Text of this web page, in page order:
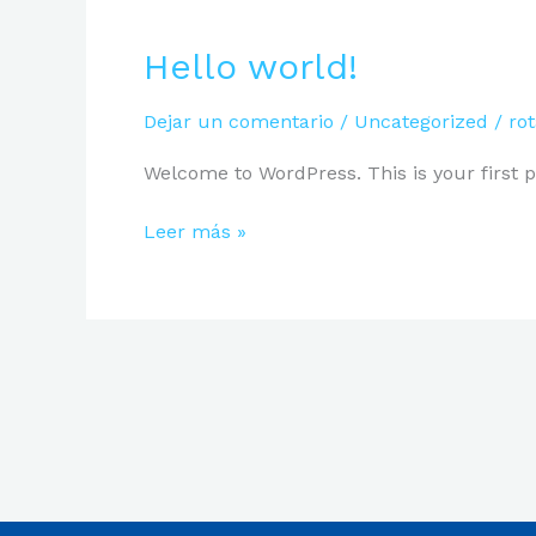
Hello world!
Dejar un comentario / Uncategorized /
Welcome to WordPress. This is your first
Hello
world!
Leer más »